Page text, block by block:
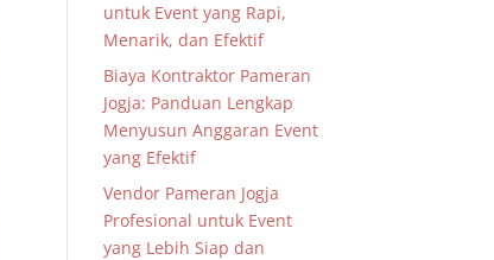
untuk Event yang Rapi,
Menarik, dan Efektif
Biaya Kontraktor Pameran
Jogja: Panduan Lengkap
Menyusun Anggaran Event
yang Efektif
Vendor Pameran Jogja
Profesional untuk Event
yang Lebih Siap dan